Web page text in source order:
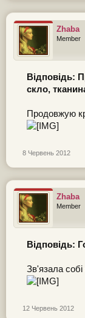
Zhaba
Member
Відповідь:
скло,
Продовжую
8 Червень 2012
Zhaba
Member
Відповідь:
Зв'язала собі
12 Червень 2012